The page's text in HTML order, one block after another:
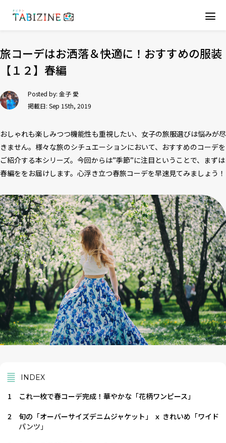
旅コーデはお洒落＆快適に！おすすめの服装
【１２】春編
Posted by: 金子 愛
掲載日: Sep 15th, 2019
おしゃれも楽しみつつ機能性も重視したい、女子の旅服選びは悩みが尽
きません。様々な旅のシチュエーションにおいて、おすすめのコーデを
ご紹介する本シリーズ。今回からは”季節”に注目ということで、まずは
春編ををお届けします。心浮き立つ春旅コーデを早速見てみましょう！
INDEX
1
これ一枚で春コーデ完成！華やかな「花柄ワンピース」
2
旬の「オーバーサイズデニムジャケット」 ｘ きれいめ「ワイド
パンツ」